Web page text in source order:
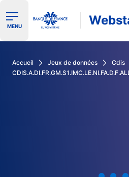
Ouvrir le menu de navigation
MENU
Accueil Jeux de données
Cdis